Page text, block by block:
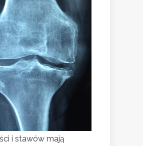
i stawów mają